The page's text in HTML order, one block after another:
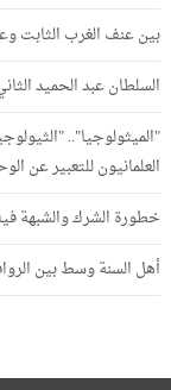
بين عنف الغرب الثابت
السلطان عبد الحميد
"الميثولوجيا"..
العلمانيون للتعبير عن
خطورة الشرك والشبهة
أهل السنة وسط بين